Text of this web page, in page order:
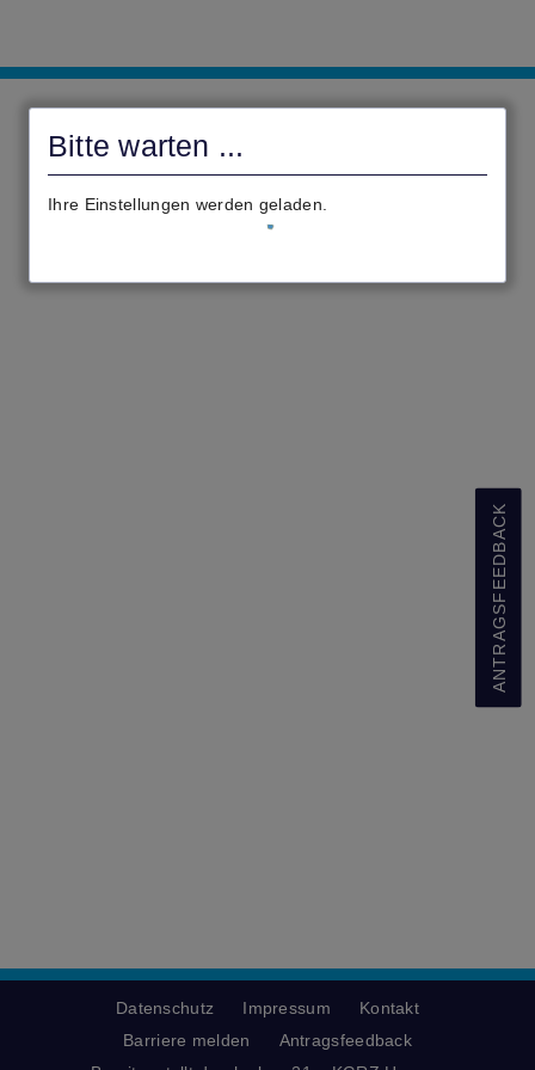
Bitte warten ...
Ihre Einstellungen werden geladen.
Dillenburg
ANTRAGSFEEDBACK
Datenschutz Impressum
Kontakt
Barriere melden
Antragsfeedback